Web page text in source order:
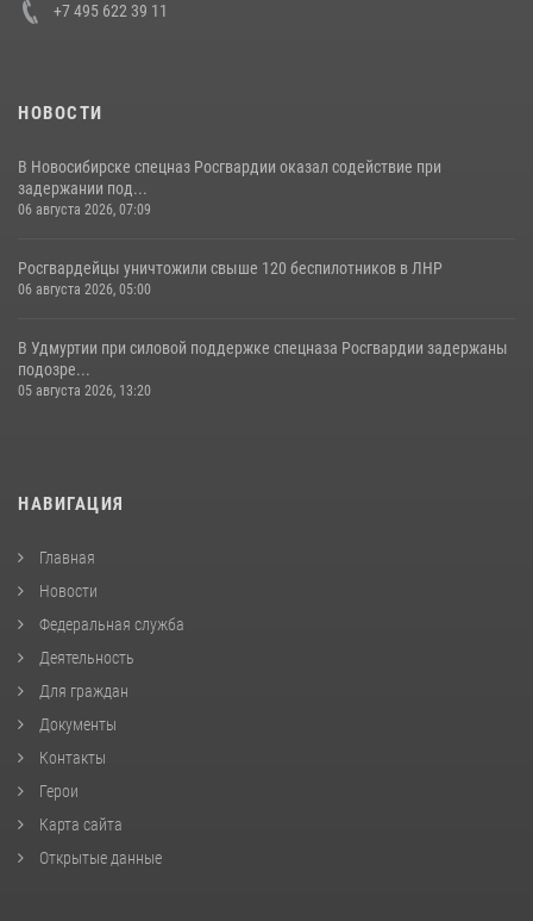
+7 495 622 39 11
НОВОСТИ
В Новосибирске спецназ Росгвардии оказал содействие при
задержании под...
06 августа 2026, 07:09
Росгвардейцы уничтожили свыше 120 беспилотников в ЛНР
06 августа 2026, 05:00
В Удмуртии при силовой поддержке спецназа Росгвардии задержаны
подозре...
05 августа 2026, 13:20
НАВИГАЦИЯ
Главная
Новости
Федеральная служба
Деятельность
Для граждан
Документы
Контакты
Герои
Карта сайта
Открытые данные